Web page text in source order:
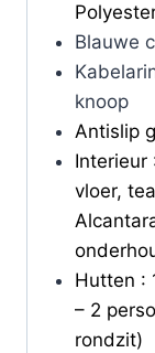
Blauwe
knoop
Antislip
Interieur
vloer,
Hutten :
– 2
rondzit)